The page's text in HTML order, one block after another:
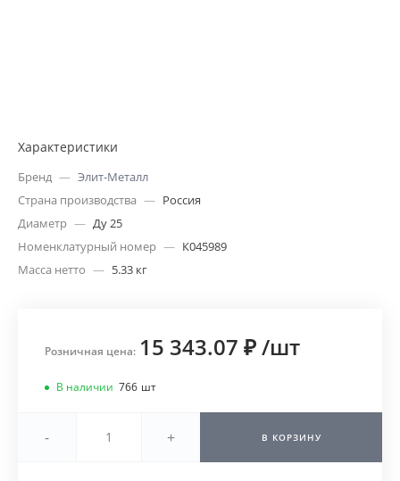
Характеристики
Бренд — Элит-Металл
Страна производства — Россия
Диаметр — Ду 25
Номенклатурный номер — К045989
Масса нетто — 5.33 кг
Розничная цена: 15 343.07 ₽/шт
В наличии 766 шт
- + В КОРЗИНУ